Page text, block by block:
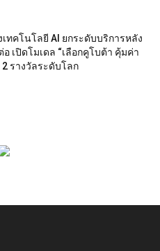
ทคโนโลยี AI ยกระดับบริการหลัง
เปิดโมเดล “เลือกคูโบต้า คุ้มค่า
รางวัลระดับโลก